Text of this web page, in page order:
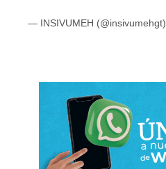
— INSIVUMEH (@insivumehgt)